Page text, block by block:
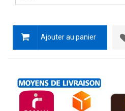
Ajouter au panier